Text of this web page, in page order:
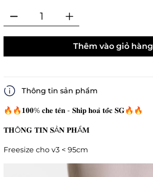
Thêm vào giỏ hàng
Thông tin sản phẩm
🔥🔥𝟏𝟎𝟎% 𝐜𝐡𝐞 𝐭𝐞̂𝐧 - 𝐒𝐡𝐢𝐩 𝐡𝐨𝐚̉ 𝐭𝐨̂́𝐜 𝐒𝐆🔥🔥
𝐓𝐇Ô𝐍𝐆 𝐓𝐈𝐍 𝐒Ả𝐍 𝐏𝐇Ẩ𝐌
Freesize cho v3 < 95cm